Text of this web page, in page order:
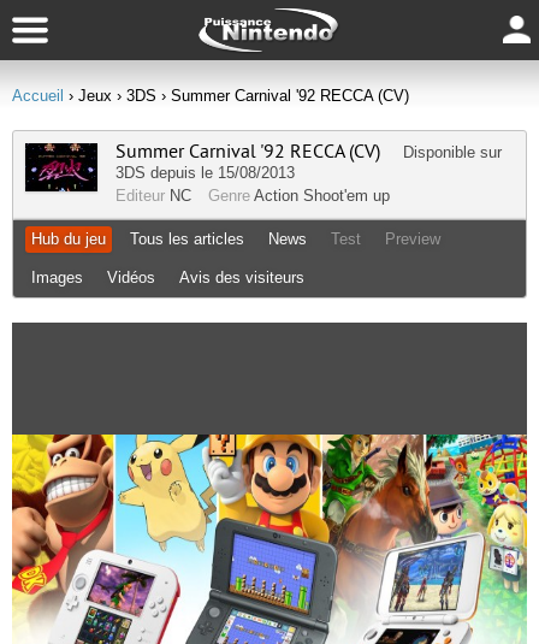
Accueil › Jeux › 3DS › Summer Carnival '92 RECCA (CV)
Summer Carnival '92 RECCA (CV)
Disponible sur
3DS depuis le 15/08/2013
Editeur NC Genre Action Shoot'em up
Hub du jeu Tous les articles News Test Preview
Images Vidéos Avis des visiteurs